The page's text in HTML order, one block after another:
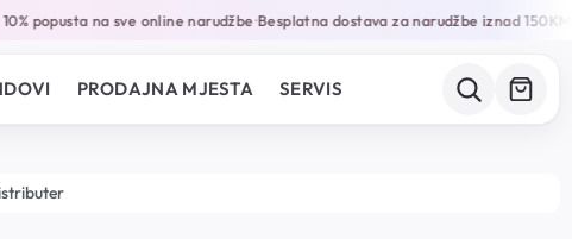
10% popusta na sve online narudžbe•Besplatna dostava za narudžbe iznad 150KM
PRODAJNA MJESTA SERVIS